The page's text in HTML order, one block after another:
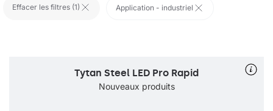
Effacer les filtres (1) Application - industriel
Tytan Steel LED Pro Rapid
Nouveaux produits